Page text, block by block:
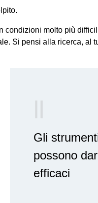
condizioni molto più
Si pensi alla ricerca, al
Gli
possono
efficaci